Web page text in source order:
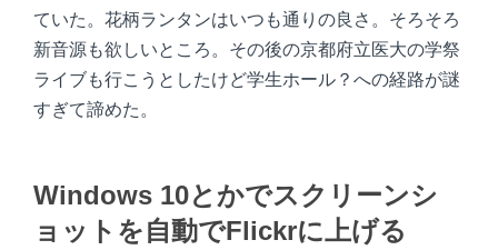
ていた。花柄ランタンはいつも通りの良さ。そろそろ
新音源も欲しいところ。その後の京都府立医大の学祭
ライブも行こうとしたけど学生ホール？への経路が謎
すぎて諦めた。
Windows 10とかでスクリーンシ
ョットを自動でFlickrに上げる